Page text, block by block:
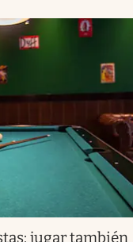
jugar también